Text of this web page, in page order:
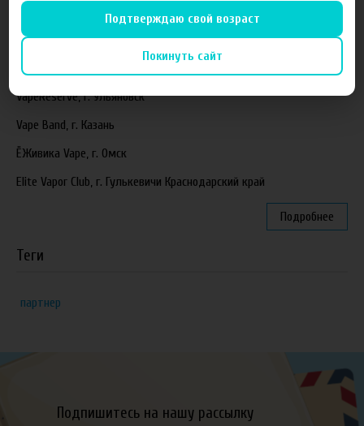
"ZEUS", г. Санкт-Петербург
VapeReserve, г. Ульяновск
Vape Band, г. Казань
ЁЖивика Vape, г. Омск
Elite Vapor Club, г. Гулькевичи Краснодарский край
Подробнее
Теги
партнер
Подпишитесь на нашу рассылку
Подтверждаю свой возраст
Покинуть сайт